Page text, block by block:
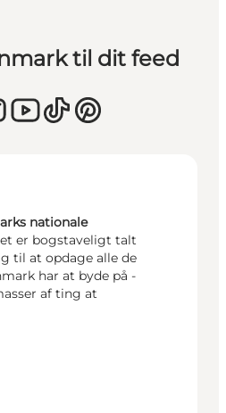
til dit feed
nationale
er bogstaveligt talt
til at opdage alle de
har at byde på -
af ting at